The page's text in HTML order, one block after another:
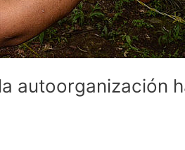
autoorganización